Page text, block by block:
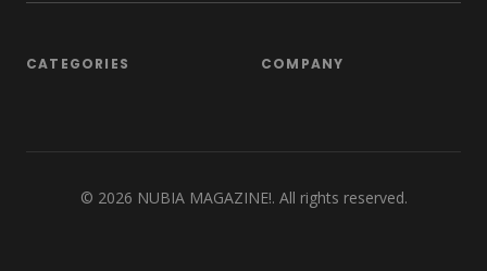
CATEGORIES COMPANY
© 2026 NUBIA MAGAZINE!. All rights reserved.